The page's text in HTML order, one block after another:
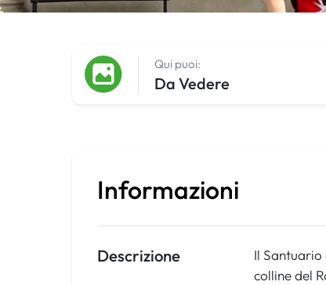
Qui puoi:
Da Vedere
Informazioni
Descrizione
Il Santuario
colline del